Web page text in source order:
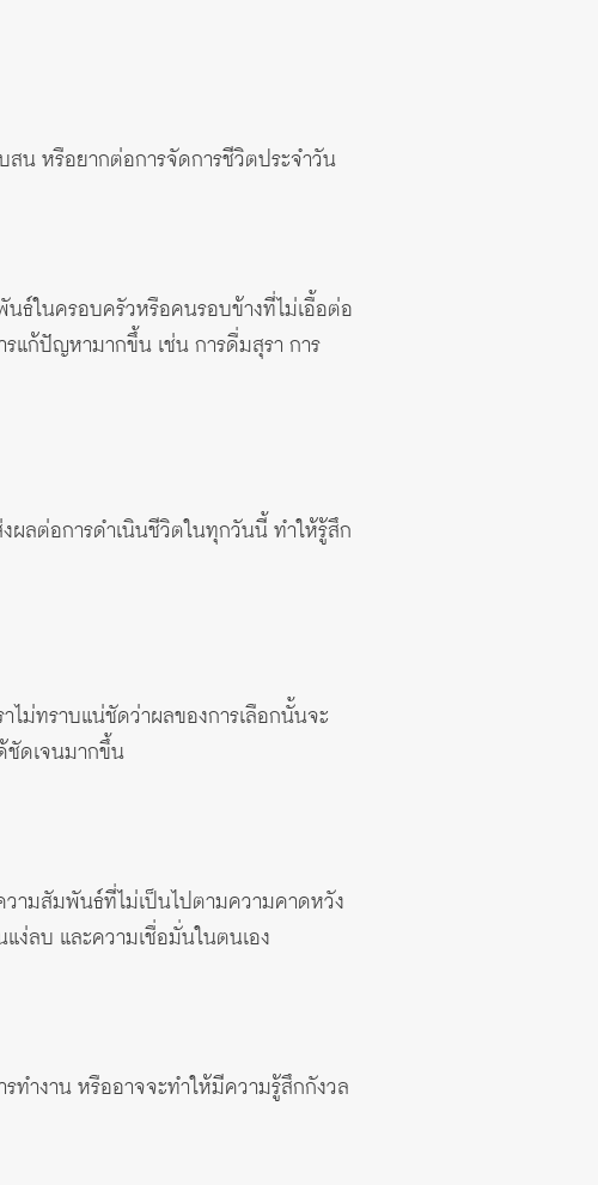
สน หรือยากต่อการจัดการชีวิตประจำวัน
ธ์ในครอบครัวหรือคนรอบข้างที่ไม่เอื้อต่อ
แก้ปัญหามากขึ้น เช่น การดื่มสุรา การ
ลต่อการดำเนินชีวิตในทุกวันนี้ ทำให้รู้สึก
ไม่ทราบแน่ชัดว่าผลของการเลือกนั้นจะ
ชัดเจนมากขึ้น
วามสัมพันธ์ที่ไม่เป็นไปตามความคาดหวัง
ง่ลบ และความเชื่อมั่นในตนเอง
ทำงาน หรืออาจจะทำให้มีความรู้สึกกังวล